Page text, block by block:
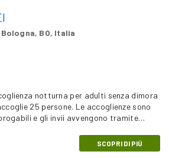
BO, Italia
notturna per adulti senza dimora
25 persone. Le accoglienze sono
e gli invii avvengono tramite…
SCOPRI DI PIÙ